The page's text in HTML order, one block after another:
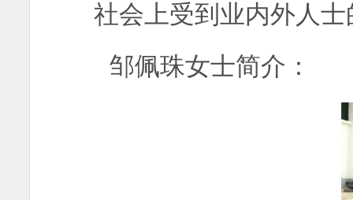
社会上受到业内外人
邹佩珠女士简介：